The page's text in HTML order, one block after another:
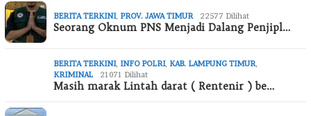
BERITA TERKINI, PROV. JAWA TIMUR 22577 Dilihat
Seorang Oknum PNS Menjadi Dalang Penjipl…
BERITA TERKINI, INFO POLRI, KAB. LAMPUNG TIMUR
KRIMINAL
21071 Dilihat
Masih marak Lintah darat ( Rentenir ) be…